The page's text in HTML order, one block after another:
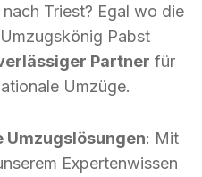
Triest? Egal wo die
Pabst
Partner für
Umzüge.
Umzugslösungen: Mit
Expertenwissen